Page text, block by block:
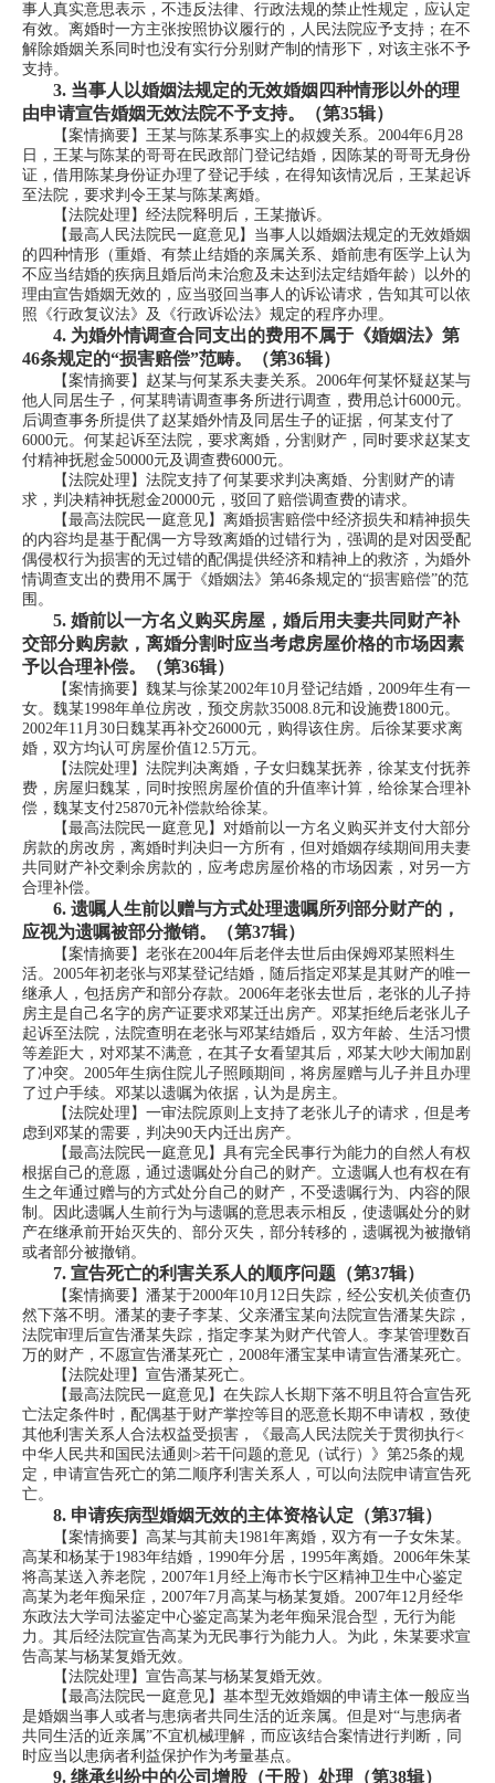
事人真实意思表示，不违反法律、行政法规的禁止性规定，应认定
有效。离婚时一方主张按照协议履行的，人民法院应予支持；在不
解除婚姻关系同时也没有实行分别财产制的情形下，对该主张不予
支持。
3. 当事人以婚姻法规定的无效婚姻四种情形以外的理
由申请宣告婚姻无效法院不予支持。（第35辑）
【案情摘要】王某与陈某系事实上的叔嫂关系。2004年6月28
日，王某与陈某的哥哥在民政部门登记结婚，因陈某的哥哥无身份
证，借用陈某身份证办理了登记手续，在得知该情况后，王某起诉
至法院，要求判令王某与陈某离婚。
【法院处理】经法院释明后，王某撤诉。
【最高人民法院民一庭意见】当事人以婚姻法规定的无效婚姻
的四种情形（重婚、有禁止结婚的亲属关系、婚前患有医学上认为
不应当结婚的疾病且婚后尚未治愈及未达到法定结婚年龄）以外的
理由宣告婚姻无效的，应当驳回当事人的诉讼请求，告知其可以依
照《行政复议法》及《行政诉讼法》规定的程序办理。
4. 为婚外情调查合同支出的费用不属于《婚姻法》第
46条规定的“损害赔偿”范畴。（第36辑）
【案情摘要】赵某与何某系夫妻关系。2006年何某怀疑赵某与
他人同居生子，何某聘请调查事务所进行调查，费用总计6000元。
后调查事务所提供了赵某婚外情及同居生子的证据，何某支付了
6000元。何某起诉至法院，要求离婚，分割财产，同时要求赵某支
付精神抚慰金50000元及调查费6000元。
【法院处理】法院支持了何某要求判决离婚、分割财产的请
求，判决精神抚慰金20000元，驳回了赔偿调查费的请求。
【最高法院民一庭意见】离婚损害赔偿中经济损失和精神损失
的内容均是基于配偶一方导致离婚的过错行为，强调的是对因受配
偶侵权行为损害的无过错的配偶提供经济和精神上的救济，为婚外
情调查支出的费用不属于《婚姻法》第46条规定的“损害赔偿”的范
围。
5. 婚前以一方名义购买房屋，婚后用夫妻共同财产补
交部分购房款，离婚分割时应当考虑房屋价格的市场因素
予以合理补偿。（第36辑）
【案情摘要】魏某与徐某2002年10月登记结婚，2009年生有一
女。魏某1998年单位房改，预交房款35008.8元和设施费1800元。
2002年11月30日魏某再补交26000元，购得该住房。后徐某要求离
婚，双方均认可房屋价值12.5万元。
【法院处理】法院判决离婚，子女归魏某抚养，徐某支付抚养
费，房屋归魏某，同时按照房屋价值的升值率计算，给徐某合理补
偿，魏某支付25870元补偿款给徐某。
【最高法院民一庭意见】对婚前以一方名义购买并支付大部分
房款的房改房，离婚时判决归一方所有，但对婚姻存续期间用夫妻
共同财产补交剩余房款的，应考虑房屋价格的市场因素，对另一方
合理补偿。
6. 遗嘱人生前以赠与方式处理遗嘱所列部分财产的，
应视为遗嘱被部分撤销。（第37辑）
【案情摘要】老张在2004年后老伴去世后由保姆邓某照料生
活。2005年初老张与邓某登记结婚，随后指定邓某是其财产的唯一
继承人，包括房产和部分存款。2006年老张去世后，老张的儿子持
房主是自己名字的房产证要求邓某迁出房产。邓某拒绝后老张儿子
起诉至法院，法院查明在老张与邓某结婚后，双方年龄、生活习惯
等差距大，对邓某不满意，在其子女看望其后，邓某大吵大闹加剧
了冲突。2005年生病住院儿子照顾期间，将房屋赠与儿子并且办理
了过户手续。邓某以遗嘱为依据，认为是房主。
【法院处理】一审法院原则上支持了老张儿子的请求，但是考
虑到邓某的需要，判决90天内迁出房产。
【最高法院民一庭意见】具有完全民事行为能力的自然人有权
根据自己的意愿，通过遗嘱处分自己的财产。立遗嘱人也有权在有
生之年通过赠与的方式处分自己的财产，不受遗嘱行为、内容的限
制。因此遗嘱人生前行为与遗嘱的意思表示相反，使遗嘱处分的财
产在继承前开始灭失的、部分灭失，部分转移的，遗嘱视为被撤销
或者部分被撤销。
7. 宣告死亡的利害关系人的顺序问题（第37辑）
【案情摘要】潘某于2000年10月12日失踪，经公安机关侦查仍
然下落不明。潘某的妻子李某、父亲潘宝某向法院宣告潘某失踪，
法院审理后宣告潘某失踪，指定李某为财产代管人。李某管理数百
万的财产，不愿宣告潘某死亡，2008年潘宝某申请宣告潘某死亡。
【法院处理】宣告潘某死亡。
【最高法院民一庭意见】在失踪人长期下落不明且符合宣告死
亡法定条件时，配偶基于财产掌控等目的恶意长期不申请权，致使
其他利害关系人合法权益受损害，《最高人民法院关于贯彻执行<
中华人民共和国民法通则>若干问题的意见（试行）》第25条的规
定，申请宣告死亡的第二顺序利害关系人，可以向法院申请宣告死
亡。
8. 申请疾病型婚姻无效的主体资格认定（第37辑）
【案情摘要】高某与其前夫1981年离婚，双方有一子女朱某。
高某和杨某于1983年结婚，1990年分居，1995年离婚。2006年朱某
将高某送入养老院，2007年1月经上海市长宁区精神卫生中心鉴定
高某为老年痴呆症，2007年7月高某与杨某复婚。2007年12月经华
东政法大学司法鉴定中心鉴定高某为老年痴呆混合型，无行为能
力。其后经法院宣告高某为无民事行为能力人。为此，朱某要求宣
告高某与杨某复婚无效。
【法院处理】宣告高某与杨某复婚无效。
【最高法院民一庭意见】基本型无效婚姻的申请主体一般应当
是婚姻当事人或者与患病者共同生活的近亲属。但是对“与患病者
共同生活的近亲属”不宜机械理解，而应该结合案情进行判断，同
时应当以患病者利益保护作为考量基点。
9. 继承纠纷中的公司增股（干股）处理（第38辑）